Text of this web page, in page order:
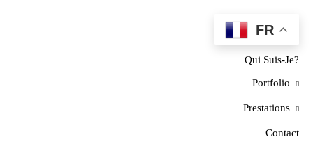
Home
Qui Suis-Je?
Portfolio
Prestations
Contact
FR